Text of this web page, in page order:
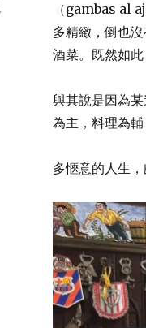
（gambas al
多精緻，倒也
酒菜。既然如
與其說是因為
為主，料理為
多愜意的人生